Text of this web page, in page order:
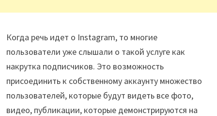
Когда речь идет о Instagram, то многие
пользователи уже слышали о такой услуге как
накрутка подписчиков. Это возможность
присоединить к собственному аккаунту множество
пользователей, которые будут видеть все фото,
видео, публикации, которые демонстрируются на